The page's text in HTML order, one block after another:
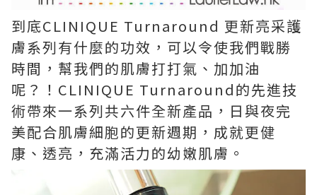
到底CLINIQUE Turnaround 更新亮采護
膚系列有什麼的功效，可以令使我們戰勝
時間，幫我們的肌膚打打氣、加加油
呢？！CLINIQUE Turnaround的先進技
術帶來一系列共六件全新產品，日與夜完
美配合肌膚細胞的更新週期，成就更健
康、透亮，充滿活力的幼嫩肌膚。